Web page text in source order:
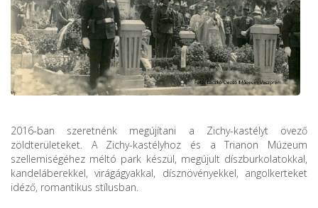
2016-ban szeretnénk megújítani a Zichy-kastélyt övező
zöldterületeket. A Zichy-kastélyhoz és a Trianon Múzeum
szellemiségéhez méltó park készül, megújult díszburkolatokkal,
kandeláberekkel, virágágyakkal, dísznövényekkel, angolkerteket
idéző, romantikus stílusban.